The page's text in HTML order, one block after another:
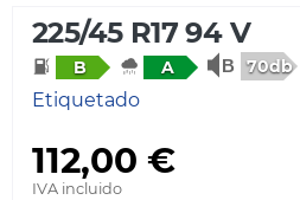
225/45 R17 94 V
B A 70db
Etiquetado
112,00 €
IVA incluido